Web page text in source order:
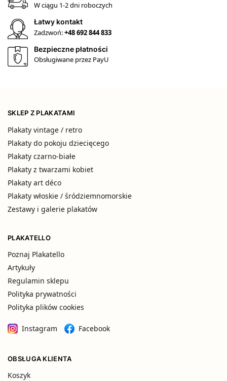
W ciągu 1-2 dni roboczych
Łatwy kontakt
Zadzwoń:+48 692 844 833
Bezpieczne płatności
Obsługiwane przez PayU
SKLEP Z PLAKATAMI
Plakaty vintage / retro
Plakaty do pokoju dziecięcego
Plakaty czarno-białe
Plakaty z twarzami kobiet
Plakaty art déco
Plakaty włoskie / śródziemnomorskie
Zestawy i galerie plakatów
PLAKATELLO
Poznaj Plakatello
Artykuły
Regulamin sklepu
Polityka prywatności
Polityka plików cookies
Instagram Facebook
OBSŁUGA KLIENTA
Koszyk